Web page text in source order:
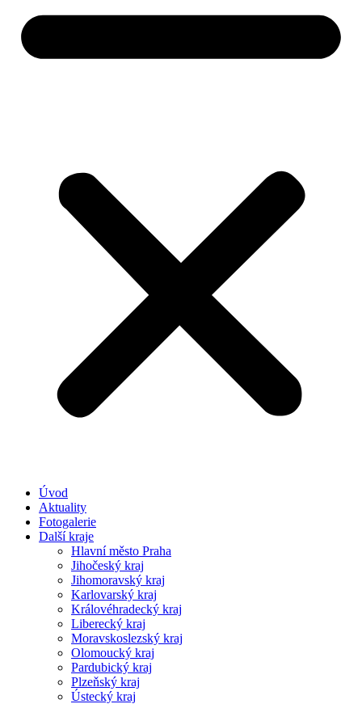
Úvod
Aktuality
Fotogalerie
Další kraje
Hlavní město Praha
Jihočeský kraj
Jihomoravský kraj
Karlovarský kraj
Královéhradecký kraj
Liberecký kraj
Moravskoslezský kraj
Olomoucký kraj
Pardubický kraj
Plzeňský kraj
Ústecký kraj